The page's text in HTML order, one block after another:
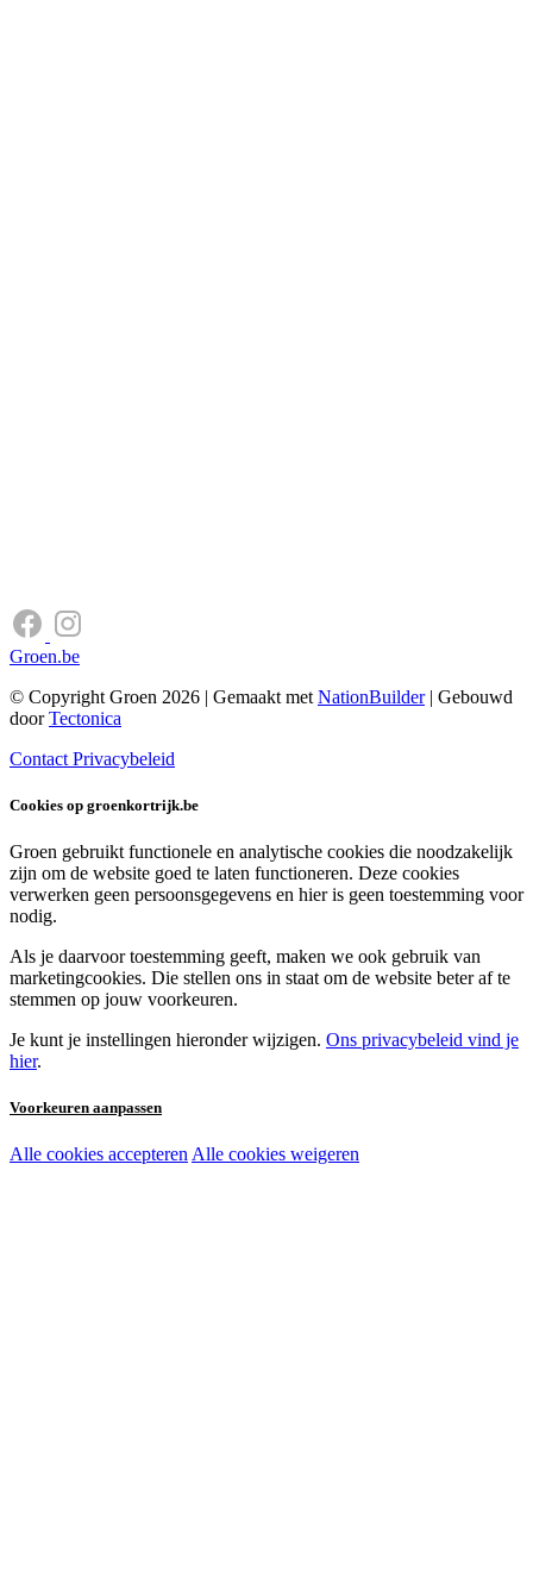
Groen.be
© Copyright Groen 2026 | Gemaakt met NationBuilder| Gebouwd
doorTectonica
Contact Privacybeleid
Cookies op groenkortrijk.be
Groen gebruikt functionele en analytische cookies die noodzakelijk
zijn om de website goed te laten functioneren. Deze cookies
verwerken geen persoonsgegevens en hier is geen toestemming voor
nodig.
Als je daarvoor toestemming geeft, maken we ook gebruik van
marketingcookies. Die stellen ons in staat om de website beter af te
stemmen op jouw voorkeuren.
Je kunt je instellingen hieronder wijzigen. Ons privacybeleid vind je
hier.
Voorkeuren aanpassen
Noodzakelijke cookies:
Alle cookies accepteren Alle cookies weigeren